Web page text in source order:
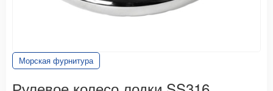
Морская фурнитура